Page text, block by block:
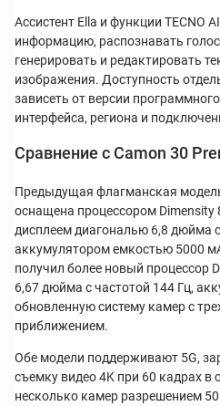
Ассистент Ella и функции TECNO
информацию, распознавать
генерировать и редактировать
изображения. Доступность
зависеть от версии
интерфейса, региона и
Сравнение с Camon 30
Предыдущая флагманская
оснащена процессором Dimensity
дисплеем диагональю 6,8 дюйма
аккумулятором емкостью 5000
получил более новый процессор
6,67 дюйма с частотой 144 Гц,
обновленную систему камер с
приближением.
Обе модели поддерживают 5G,
съемку видео 4K при 60 кадрах в
несколько камер разрешением